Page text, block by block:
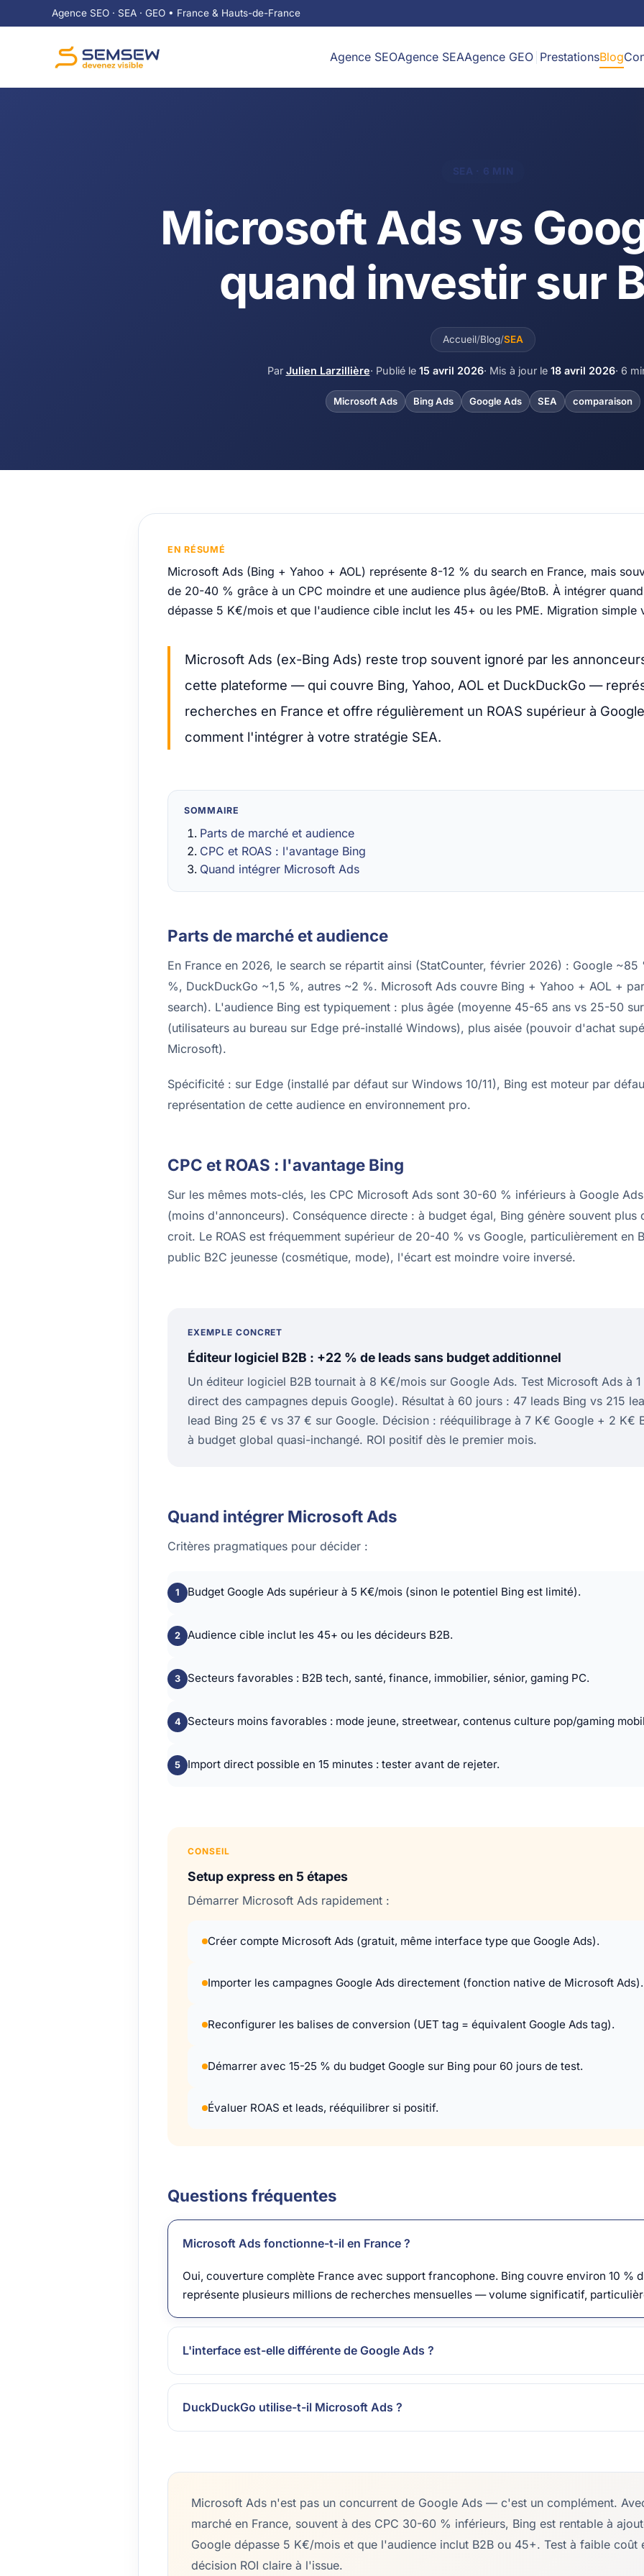
Agence SEO · SEA · GEO • France & Hauts-de-France
Agence SEOAgence SEAAgence GEO PrestationsBlog
SEA · 6 MIN
Microsoft Ads vs
quand investir sur
Accueil/Blog/SEA
Par Julien Larzillière· Publié le 15 avril 2026· Mis à jour le 18 avril 2026· 6
Microsoft Ads Bing Ads Google Ads SEA comparaison
EN RÉSUMÉ
Microsoft Ads (Bing + Yahoo + AOL) représente 8-12 % du search en France, mais
de 20-40 % grâce à un CPC moindre et une audience plus âgée/BtoB. À intégrer
dépasse 5 K€/mois et que l'audience cible inclut les 45+ ou les PME. Migration simple
Microsoft Ads (ex-Bing Ads) reste trop souvent ignoré par les
cette plateforme — qui couvre Bing, Yahoo, AOL et DuckDuckGo —
recherches en France et offre régulièrement un ROAS supérieur à
comment l'intégrer à votre stratégie SEA.
SOMMAIRE
Parts de marché et audience
CPC et ROAS : l'avantage Bing
Quand intégrer Microsoft Ads
Parts de marché et audience
En France en 2026, le search se répartit ainsi (StatCounter, février 2026) : Google
%, DuckDuckGo ~1,5 %, autres ~2 %. Microsoft Ads couvre Bing + Yahoo + AOL +
search). L'audience Bing est typiquement : plus âgée (moyenne 45-65 ans vs 25-50
(utilisateurs au bureau sur Edge pré-installé Windows), plus aisée (pouvoir d'achat
Microsoft).
Spécificité : sur Edge (installé par défaut sur Windows 10/11), Bing est moteur par
représentation de cette audience en environnement pro.
CPC et ROAS : l'avantage Bing
Sur les mêmes mots-clés, les CPC Microsoft Ads sont 30-60 % inférieurs à Google
(moins d'annonceurs). Conséquence directe : à budget égal, Bing génère souvent
croit. Le ROAS est fréquemment supérieur de 20-40 % vs Google, particulièrement en
public B2C jeunesse (cosmétique, mode), l'écart est moindre voire inversé.
EXEMPLE CONCRET
Éditeur logiciel B2B : +22 % de leads sans budget additionnel
Un éditeur logiciel B2B tournait à 8 K€/mois sur Google Ads. Test Microsoft Ads à
direct des campagnes depuis Google). Résultat à 60 jours : 47 leads Bing vs 215
lead Bing 25 € vs 37 € sur Google. Décision : rééquilibrage à 7 K€ Google + 2 K€
à budget global quasi-inchangé. ROI positif dès le premier mois.
Quand intégrer Microsoft Ads
Critères pragmatiques pour décider :
Budget Google Ads supérieur à 5 K€/mois (sinon le potentiel Bing est limité).
Audience cible inclut les 45+ ou les décideurs B2B.
Secteurs favorables : B2B tech, santé, finance, immobilier, sénior, gaming PC.
Secteurs moins favorables : mode jeune, streetwear, contenus culture pop/gaming
Import direct possible en 15 minutes : tester avant de rejeter.
CONSEIL
Setup express en 5 étapes
Démarrer Microsoft Ads rapidement :
Créer compte Microsoft Ads (gratuit, même interface type que Google Ads).
Importer les campagnes Google Ads directement (fonction native de Microsoft Ads).
Reconfigurer les balises de conversion (UET tag = équivalent Google Ads tag).
Démarrer avec 15-25 % du budget Google sur Bing pour 60 jours de test.
Évaluer ROAS et leads, rééquilibrer si positif.
Questions fréquentes
Microsoft Ads fonctionne-t-il en France ?
Oui, couverture complète France avec support francophone. Bing couvre environ 10 %
représente plusieurs millions de recherches mensuelles — volume significatif,
L'interface est-elle différente de Google Ads ?
DuckDuckGo utilise-t-il Microsoft Ads ?
Microsoft Ads n'est pas un concurrent de Google Ads — c'est un complément.
marché en France, souvent à des CPC 30-60 % inférieurs, Bing est rentable à
Google dépasse 5 K€/mois et que l'audience inclut B2B ou 45+. Test à faible coût
décision ROI claire à l'issue.